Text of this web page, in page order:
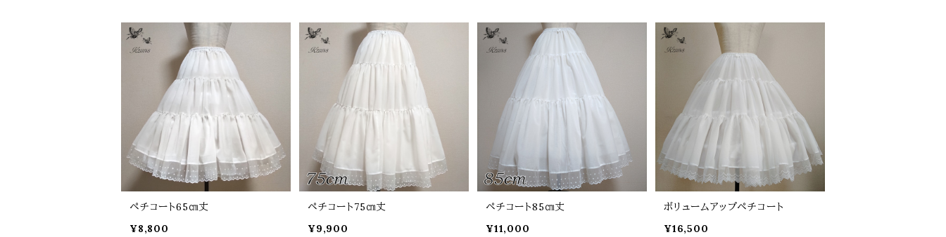
ペチコート65㎝丈
¥8,800
ペチコート75㎝丈
¥9,900
ペチコート85㎝丈
¥11,000
ボリュームアップペチコート
¥16,500